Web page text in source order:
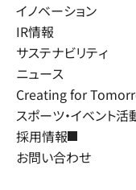
イノベーション
IR情報
サステナビリティ
ニュース
Creating for
スポーツ・イベント活
採用情報
お問い合わせ